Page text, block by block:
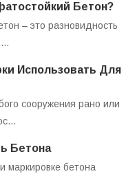
Бетон?
– это разновидность
Использовать Для
сооружения рано или
Бетона
маркировке бетона